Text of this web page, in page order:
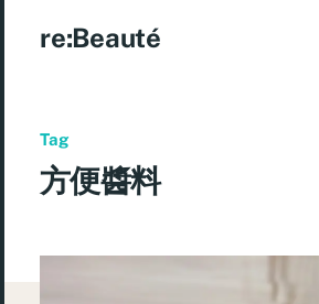
re:Beauté
Tag
方便醬料